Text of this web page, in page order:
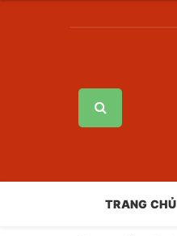
TRANG CHỦ